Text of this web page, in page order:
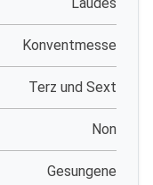
Laudes
Konventmesse
Terz und Sext
Non
Gesungene